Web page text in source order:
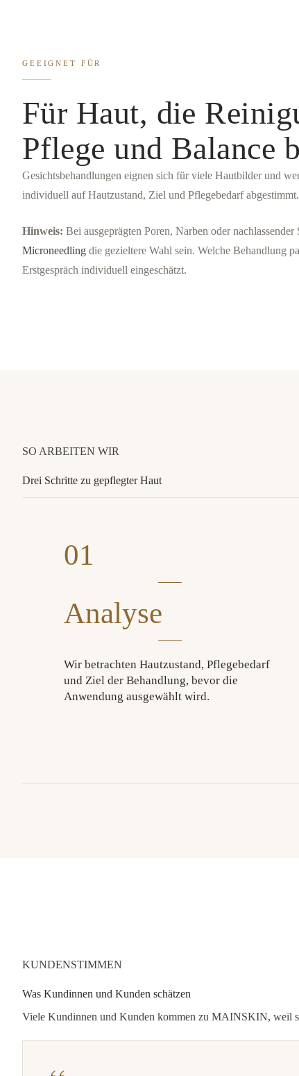
GEEIGNET FÜR
Für Haut, die
Pflege und Balance
Gesichtsbehandlungen eignen sich für viele Hautbilder und
individuell auf Hautzustand, Ziel und Pflegebedarf abgestimmt.
Hinweis: Bei ausgeprägten Poren, Narben oder nachlassender
Microneedling die gezieltere Wahl sein. Welche Behandlung
Erstgespräch individuell eingeschätzt.
SO ARBEITEN WIR
Drei Schritte zu gepflegter Haut
01
Analyse
Wir betrachten Hautzustand, Pflegebedarf
und Ziel der Behandlung, bevor die
Anwendung ausgewählt wird.
KUNDENSTIMMEN
Was Kundinnen und Kunden schätzen
Viele Kundinnen und Kunden kommen zu MAINSKIN, weil